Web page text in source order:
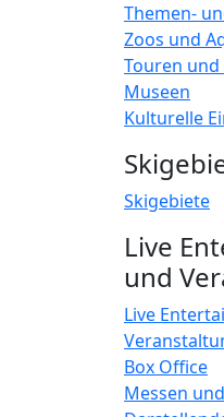
Themen-
Zoos und
Touren und
Museen
Kulturelle
Skigebiete
Live
und
Live
Box Office
Messen